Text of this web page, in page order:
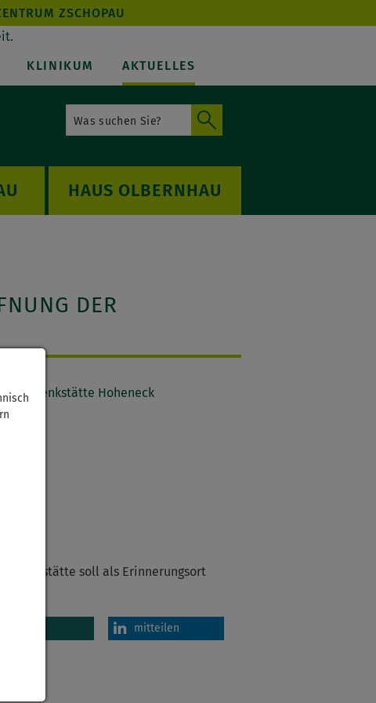
ZSCHOPAU
KLINIKUM AKTUELLES
OLBERNHAU
DER
soll als Erinnerungsort
mitteilen